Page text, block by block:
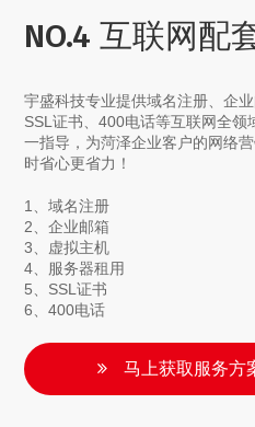
NO.4 互联网配
宇盛科技专业提供域名注册、企
SSL证书、400电话等互联网全
一指导，为菏泽企业客户的网络
时省心更省力！
1、域名注册
2、企业邮箱
3、虚拟主机
4、服务器租用
5、SSL证书
6、400电话
马上获取服务方